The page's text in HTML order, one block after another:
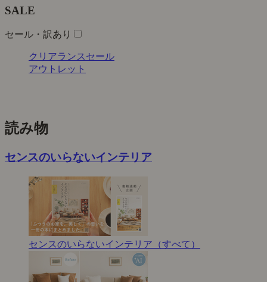
SALE
セール・訳あり
クリアランスセール
アウトレット
読み物
センスのいらないインテリア
センスのいらないインテリア（すべて）